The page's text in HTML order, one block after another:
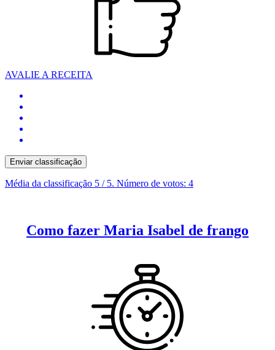
AVALIE A RECEITA
Enviar classificação
Média da classificação 5 / 5. Número de votos: 4
Como fazer Maria Isabel de frango